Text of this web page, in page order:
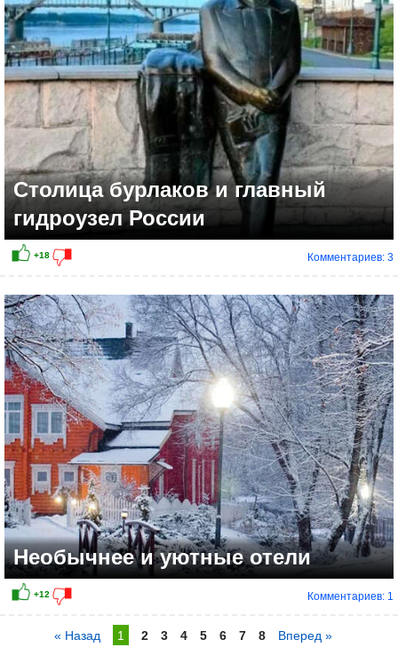
+11
Столица бурлаков и главный
гидроузел России
Комментариев: 3
Необычнее и уютные отели
Комментариев: 1
« Назад 1 2 3 4 5 6 7 8 Вперед »